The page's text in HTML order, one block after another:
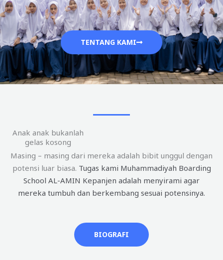
TENTANG KAMI
Anak anak bukanlah
gelas kosong
Masing – masing dari mereka adalah bibit unggul dengan
potensi luar biasa. Tugas kami Muhammadiyah Boarding
School AL-AMIN Kepanjen adalah menyirami agar
mereka tumbuh dan berkembang sesuai potensinya.
BIOGRAFI